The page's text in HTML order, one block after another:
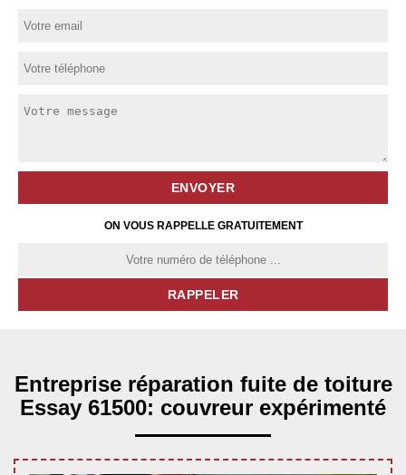
ON VOUS RAPPELLE GRATUITEMENT
Entreprise réparation fuite de toiture
Essay 61500: couvreur expérimenté